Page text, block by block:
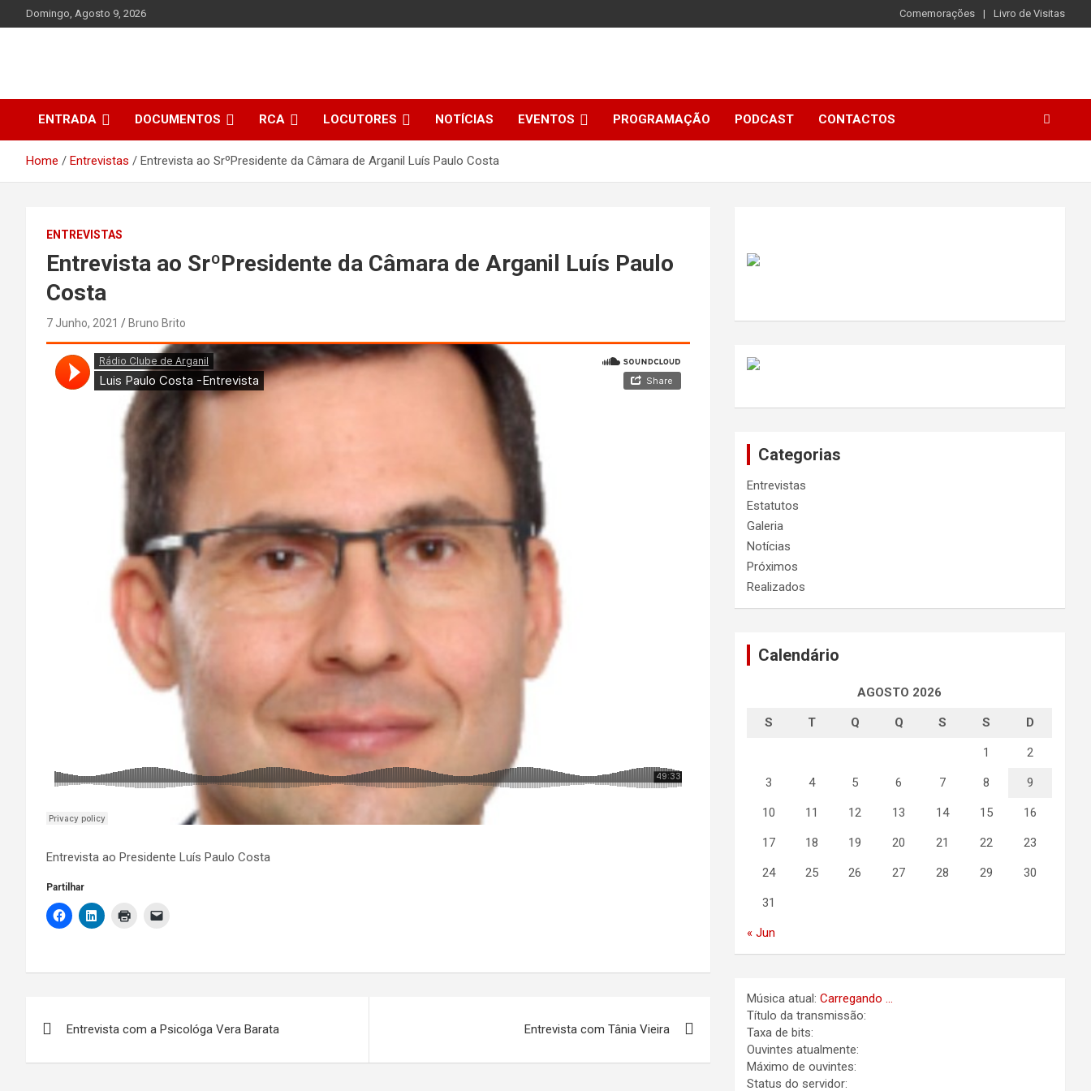
to
Domingo, Agosto 9, 2026 Comemorações Livro de Visitas
ENTRADA DOCUMENTOS RCA LOCUTORES NOTÍCIAS EVENTOS PROGRAMAÇÃO PODCAST CONTACTOS
Home Entrevistas Entrevista ao SrºPresidente da Câmara de Arganil Luís Paulo Costa
ENTREVISTAS
Entrevista ao SrºPresidente da Câmara de Arganil Luís Paulo
Costa
7 Junho, 2021 Bruno Brito
Entrevista ao Presidente Luís Paulo Costa
Partilhar
Entrevista com a Psicológa Vera Barata Entrevista com Tânia Vieira
Categorias
Entrevistas
Estatutos
Galeria
Notícias
Próximos
Realizados
Calendário
AGOSTO 2026
S T Q Q S S D
1 2
3 4 5 6 7 8 9
10 11 12 13 14 15 16
17 18 19 20 21 22 23
24 25 26 27 28 29 30
31
« Jun
Música atual:Carregando ...
Título da transmissão:
Taxa de bits:
Ouvintes atualmente:
Máximo de ouvintes:
Status do servidor: